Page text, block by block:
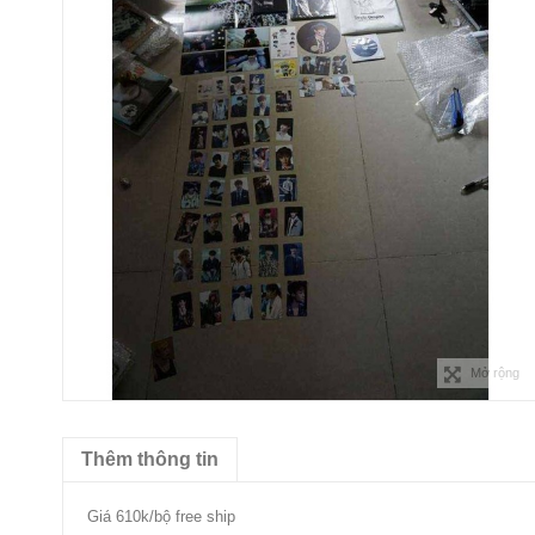
Mở rộng
Thêm thông tin
Giá 610k/bộ free ship